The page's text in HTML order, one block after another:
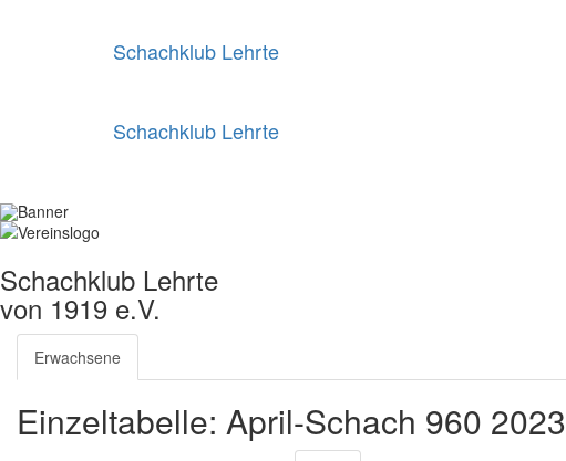
Schachklub Lehrte
Schachklub Lehrte
Schachklub Lehrte
von 1919 e.V.
Erwachsene
Einzeltabelle: April-Schach 960 2023